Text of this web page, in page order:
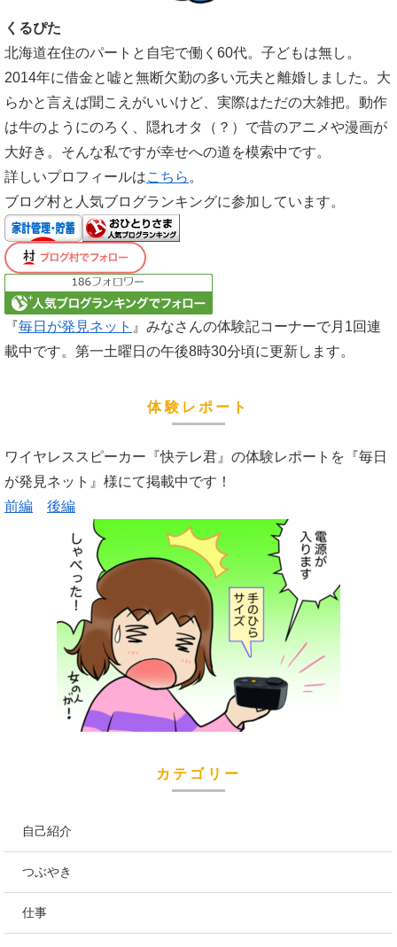
くるぴた
北海道在住のパートと自宅で働く60代。子どもは無し。
2014年に借金と嘘と無断欠勤の多い元夫と離婚しました。大
らかと言えば聞こえがいいけど、実際はただの大雑把。動作
は牛のようにのろく、隠れオタ（？）で昔のアニメや漫画が
大好き。そんな私ですが幸せへの道を模索中です。
詳しいプロフィールはこちら 。
ブログ村と人気ブログランキングに参加しています。
『毎日が発見ネット 』みなさんの体験記コーナーで月1回連
載中です。第一土曜日の午後8時30分頃に更新します。
体験レポート
ワイヤレススピーカー『快テレ君』の体験レポートを『毎日
が発見ネット』様にて掲載中です！
前編
後編
カテゴリー
自己紹介
つぶやき
仕事